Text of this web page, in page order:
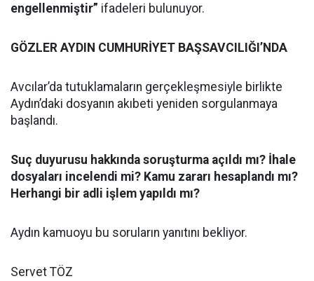
engellenmiştir” ifadeleri bulunuyor.
GÖZLER AYDIN CUMHURİYET BAŞSAVCILIĞI’NDA
Avcılar’da tutuklamaların gerçekleşmesiyle birlikte
Aydın’daki dosyanın akıbeti yeniden sorgulanmaya
başlandı.
Suç duyurusu hakkında soruşturma açıldı mı? İhale
dosyaları incelendi mi? Kamu zararı hesaplandı mı?
Herhangi bir adli işlem yapıldı mı?
Aydın kamuoyu bu soruların yanıtını bekliyor.
Servet TÖZ